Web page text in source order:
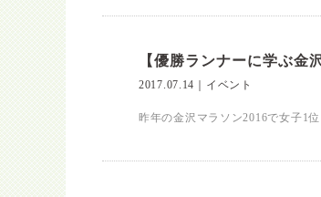
【優勝ランナーに学ぶ金
2017.07.14 イベント
昨年の金沢マラソン2016で女子1